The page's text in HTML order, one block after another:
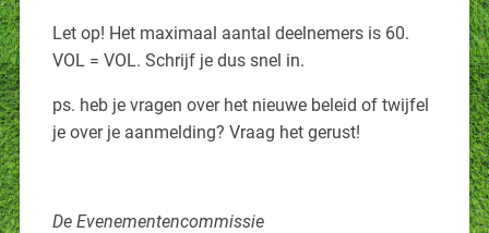
Let op! Het maximaal aantal deelnemers is 60.
VOL = VOL. Schrijf je dus snel in.
ps. heb je vragen over het nieuwe beleid of twijfel
je over je aanmelding? Vraag het gerust!
De Evenementencommissie